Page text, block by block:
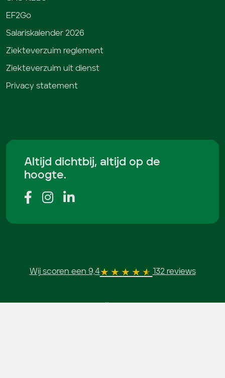
EF2Go
Salariskalender 2026
Ziekteverzuim reglement
Ziekteverzuim uit dienst
Privacy statement
Altijd dichtbij, altijd op de
hoogte.
Wij scoren een 9,4 132 reviews